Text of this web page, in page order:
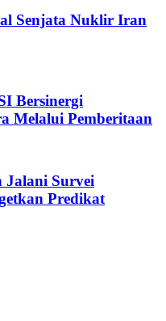
Senjata Nuklir Iran
Bersinergi
Melalui Pemberitaan
Jalani Survei
Predikat